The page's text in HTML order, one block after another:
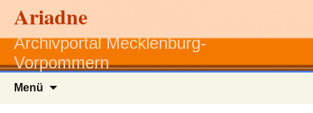
Ariadne
Archivportal Mecklenburg-
Vorpommern
Menü